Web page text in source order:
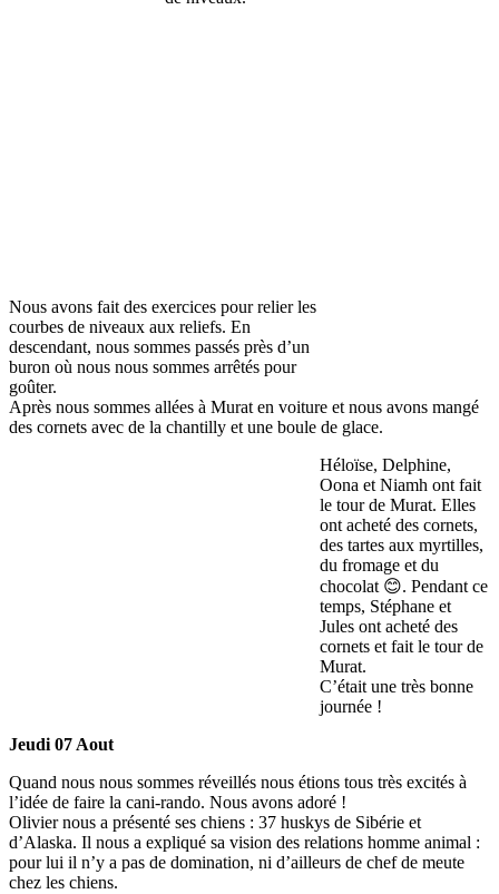
Nous avons fait des exercices pour relier les
courbes de niveaux aux reliefs. En
descendant, nous sommes passés près d’un
buron où nous nous sommes arrêtés pour
goûter.
Après nous sommes allées à Murat en voiture et nous avons mangé
des cornets avec de la chantilly et une boule de glace.
Héloïse, Delphine,
Oona et Niamh ont fait
le tour de Murat. Elles
ont acheté des cornets,
des tartes aux myrtilles,
du fromage et du
chocolat 😊. Pendant ce
temps, Stéphane et
Jules ont acheté des
cornets et fait le tour de
Murat.
C’était une très bonne
journée !
Jeudi 07 Aout
Quand nous nous sommes réveillés nous étions tous très excités à
l’idée de faire la cani-rando. Nous avons adoré !
Olivier nous a présenté ses chiens : 37 huskys de Sibérie et
d’Alaska. Il nous a expliqué sa vision des relations homme animal :
pour lui il n’y a pas de domination, ni d’ailleurs de chef de meute
chez les chiens.